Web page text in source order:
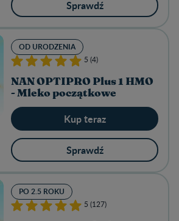
Sprawdź
OD URODZENIA
5 (4)
NAN OPTIPRO Plus 1 HMO
- Mleko początkowe
Kup teraz
Sprawdź
PO 2.5 ROKU
5 (127)